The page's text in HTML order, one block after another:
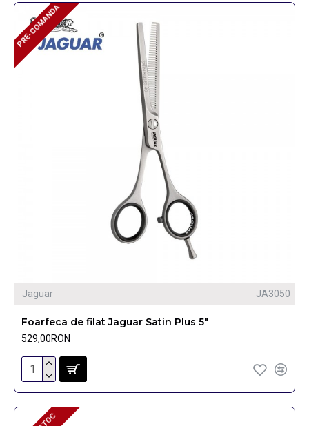
PRE-COMANDA
PRE-COMANDA
Jaguar JA3050
Foarfeca de filat Jaguar Satin Plus 5"
529,00RON